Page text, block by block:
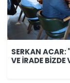
SERKAN
VE İRADE BİZDE